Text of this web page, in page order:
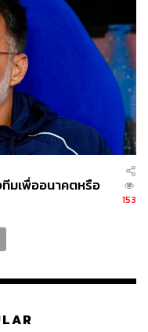
มเพื่ออนาคตหรือ
153